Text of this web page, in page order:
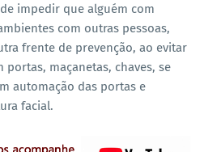
impedir que alguém com
com outras pessoas,
frente de prevenção, ao evitar
portas, maçanetas, chaves, se
automação das portas e
facial.